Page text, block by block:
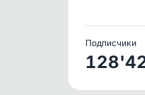
Подписчики